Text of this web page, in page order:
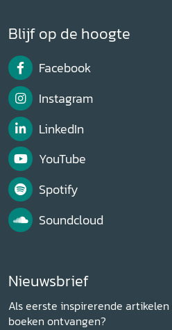
Blijf op de hoogte
Facebook
Instagram
LinkedIn
YouTube
Spotify
Soundcloud
Nieuwsbrief
Als eerste inspirerende
boeken ontvangen?